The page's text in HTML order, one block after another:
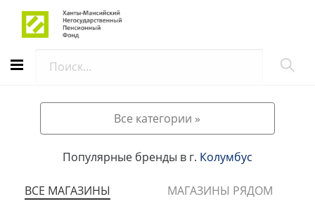
Все категории »
Популярные бренды в г. Колумбус
ВСЕ МАГАЗИНЫ МАГАЗИНЫ РЯДОМ